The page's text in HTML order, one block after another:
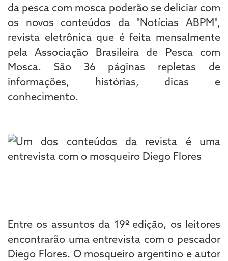
da pesca com mosca poderão se deliciar com
os novos conteúdos da "Notícias ABPM",
revista eletrônica que é feita mensalmente
pela Associação Brasileira de Pesca com
Mosca. São 36 páginas repletas de
informações, histórias, dicas e
conhecimento.
Entre os assuntos da 19º edição, os leitores
encontrarão uma entrevista com o pescador
Diego Flores. O mosqueiro argentino e autor